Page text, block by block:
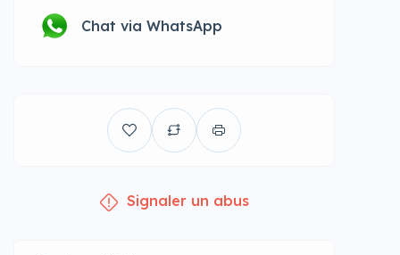
Chat via WhatsApp
Signaler un abus